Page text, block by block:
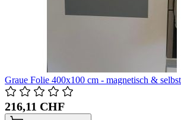
Graue Folie 400x100 cm - magnetisch &
216,11 CHF